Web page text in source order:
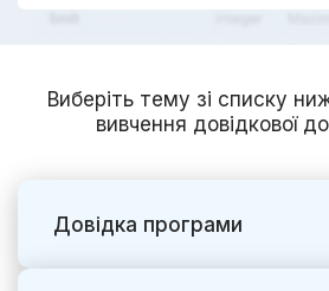
Виберіть тему зі списку
вивчення довідкової
Довідка програми